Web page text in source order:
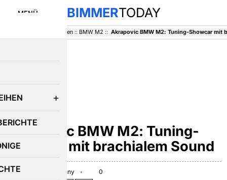
MENÜ BIMMERTODAY
Baureihen:: BMW M2 :: Akrapovic BMW M2: Tuning-Showcar mit
Akrapovic BMW M2: Tuning-
Showcar mit brachialem Sound
July 11, 2016 Benny
0